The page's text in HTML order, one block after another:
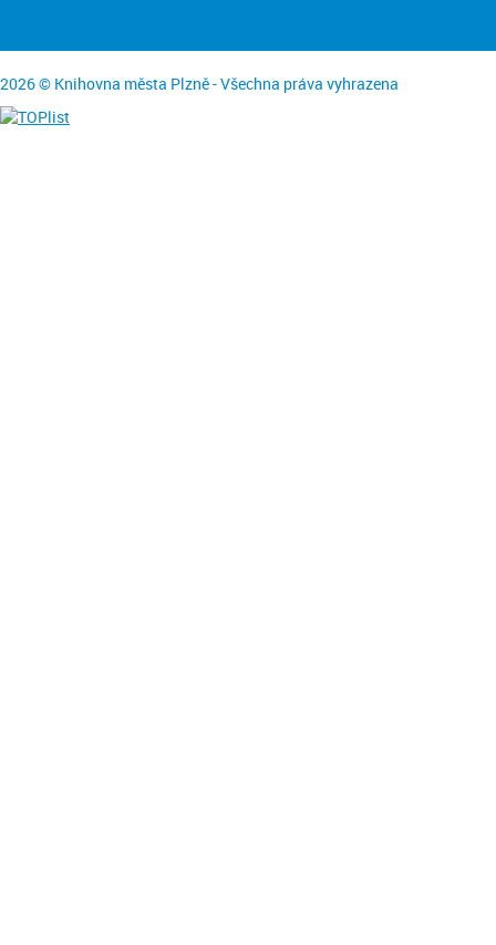
2026 © Knihovna města Plzně - Všechna práva vyhrazena